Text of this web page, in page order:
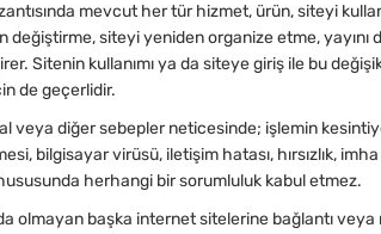
mevcut her tür hizmet, ürün, siteyi
siteyi yeniden organize etme, yayını
Sitenin kullanımı ya da siteye giriş ile bu
de geçerlidir.
veya diğer sebepler neticesinde; işlemin
bilgisayar virüsü, iletişim hatası, hırsızlık,
herhangi bir sorumluluk kabul etmez.
olmayan başka internet sitelerine bağlantı